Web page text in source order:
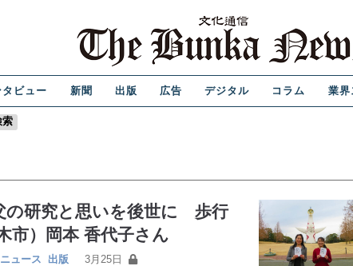
タビュー 新聞 出版 広告 デジタル コラム 業界
の研究と思いを後世に 歩行
市）岡本 香代子さん
ニュース 出版 3月25日